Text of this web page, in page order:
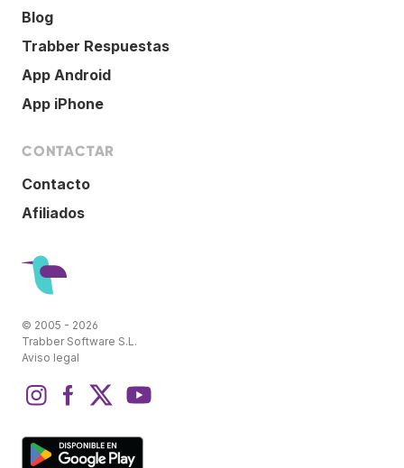
Blog
Trabber Respuestas
App Android
App iPhone
CONTACTAR
Contacto
Afiliados
© 2005 - 2026
Trabber Software S.L.
Aviso legal